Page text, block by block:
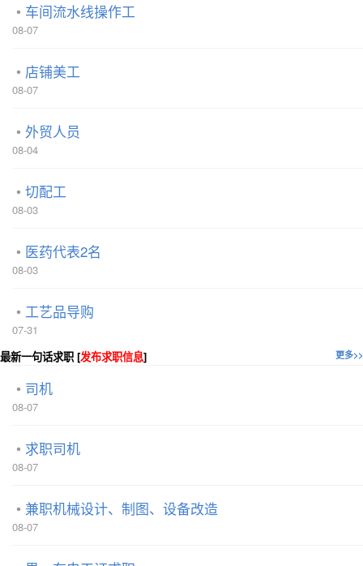
车间流水线操作工
08-07
店铺美工
08-07
外贸人员
08-04
切配工
08-03
医药代表2名
08-03
工艺品导购
07-31
更多>>
最新一句话求职 [发布求职信息]
司机
08-07
求职司机
08-07
兼职机械设计、制图、设备改造
08-07